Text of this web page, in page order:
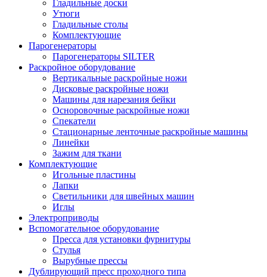
Гладильные доски
Утюги
Гладильные столы
Комплектующие
Парогенераторы
Парогенераторы SILTER
Раскройное оборудование
Вертикальные раскройные ножи
Дисковые раскройные ножи
Машины для нарезания бейки
Осноровочные раскройные ножи
Спекатели
Стационарные ленточные раскройные машины
Линейки
Зажим для ткани
Комплектующие
Игольные пластины
Лапки
Светильники для швейных машин
Иглы
Электроприводы
Вспомогательное оборудование
Пресса для установки фурнитуры
Стулья
Вырубные прессы
Дублирующий пресс проходного типа